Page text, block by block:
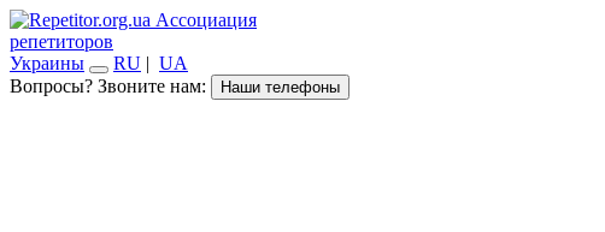
Ассоциация
репетиторов
Украины
RU | UA
Вопросы? Звоните нам:
Наши телефоны